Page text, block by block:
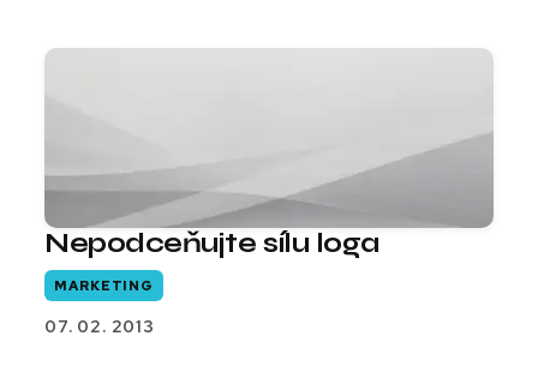
Nepodceňujte sílu loga
MARKETING
07. 02. 2013